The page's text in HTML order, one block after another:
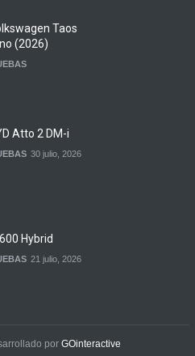
Taos
(2026)
Atto 2 DM-i
30 julio, 2026
Hybrid
21 julio, 2026
Pro GS
por GOinteractive